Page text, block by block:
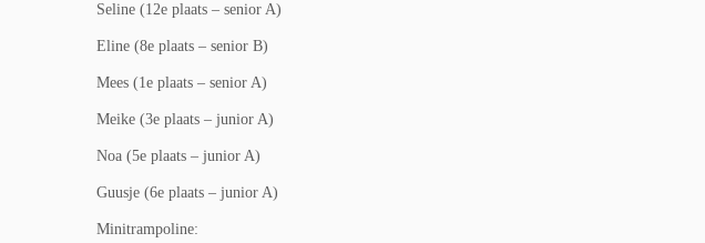
Seline (12e plaats – senior A)
Eline (8e plaats – senior B)
Mees (1e plaats – senior A)
Meike (3e plaats – junior A)
Noa (5e plaats – junior A)
Guusje (6e plaats – junior A)
Minitrampoline: